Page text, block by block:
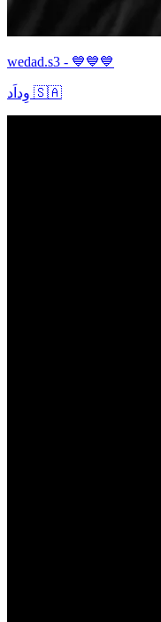
wedad.s3 - 💙💙💙
وِداَد 🇸🇦